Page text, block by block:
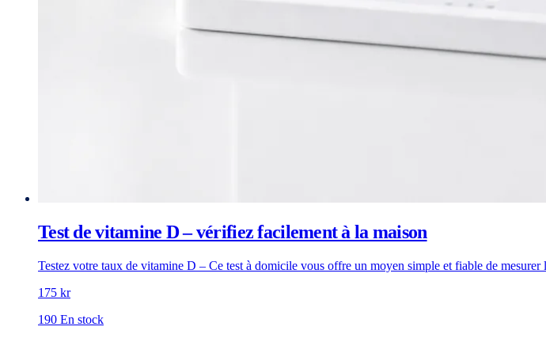
Test de vitamine D – vérifiez facilement à la maison
Testez votre taux de vitamine D – Ce test à domicile vous offre un moyen simple et fiable de
175 kr
190 En stock